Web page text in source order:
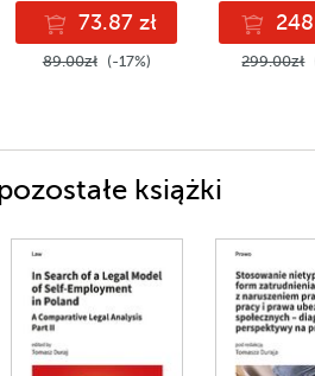
73.87 zł
89.00zł (-17%) 299.00zł
książki